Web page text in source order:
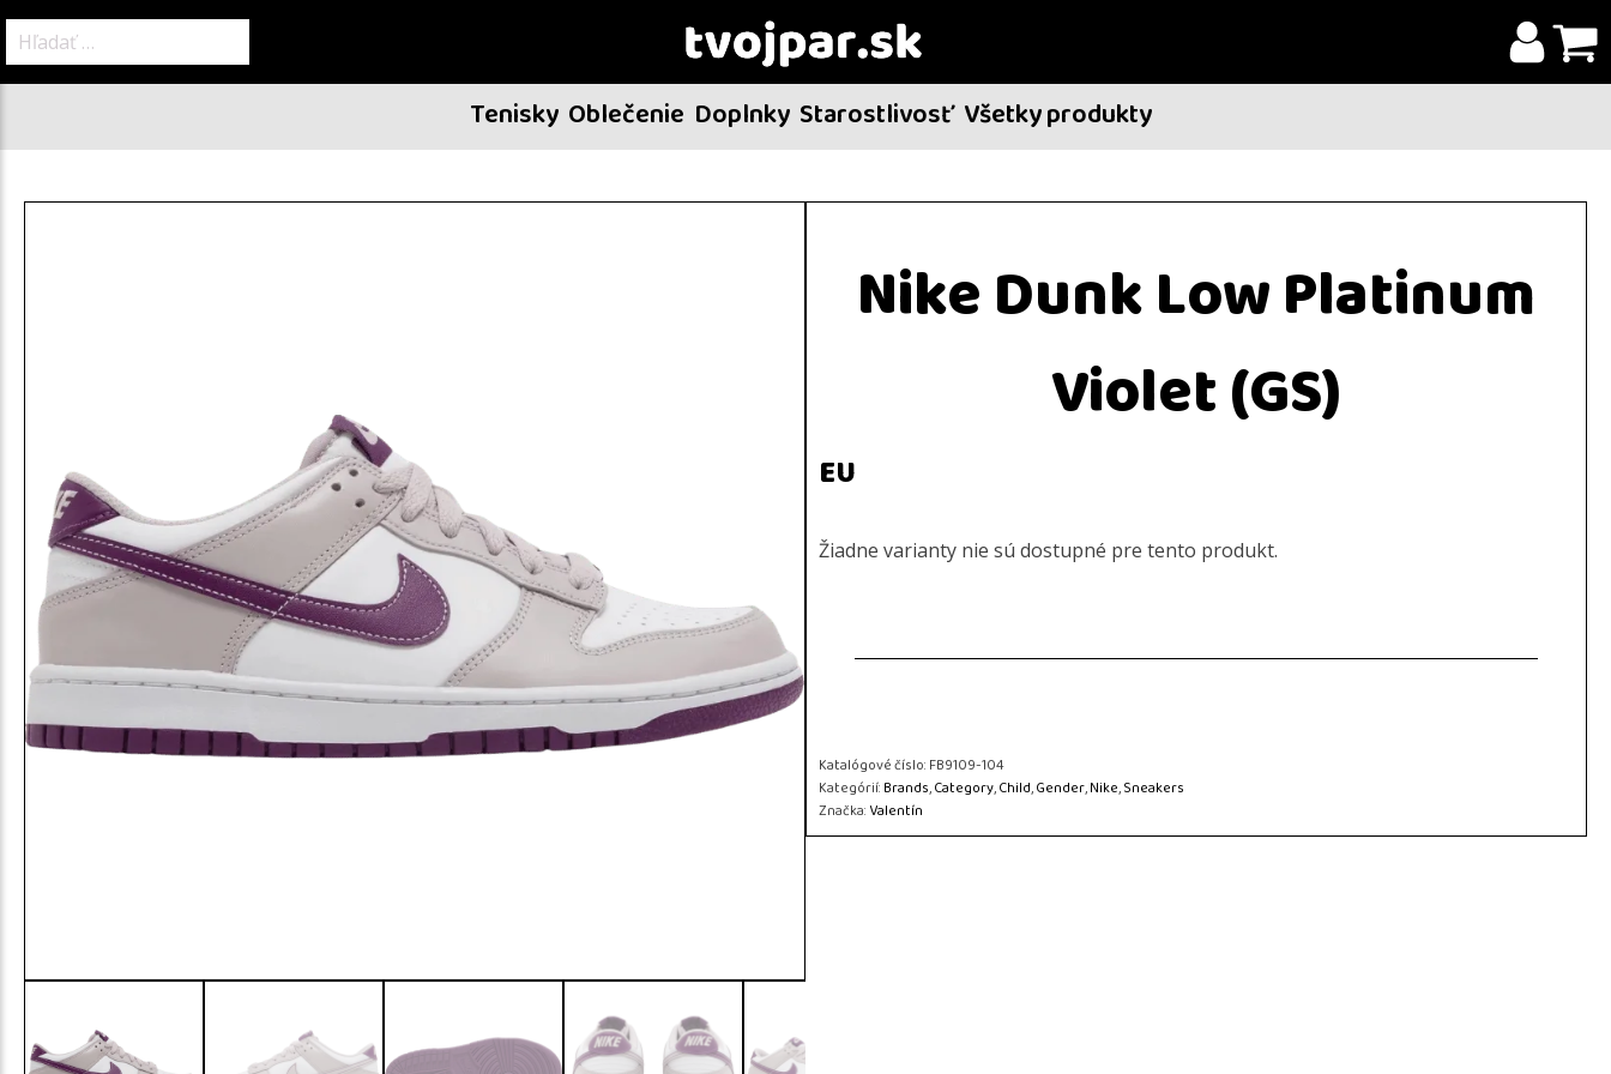
Tenisky Oblečenie Doplnky Starostlivosť Všetky produkty
Nike Dunk Low Platinum
Violet (GS)
EU
Žiadne varianty nie sú dostupné pre tento produkt.
Katalógové číslo:FB9109-104
Kategórií:Brands,Category,Child,Gender,Nike,Sneakers
Značka:Valentín